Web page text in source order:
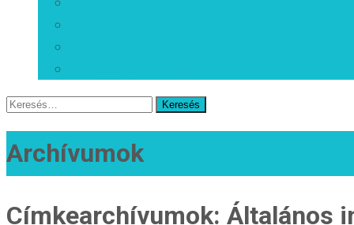
Keresés
Archívumok
Címkearchívumok: Általános